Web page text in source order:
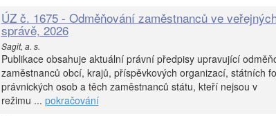
ÚZ č. 1675 - Odměňování zaměstnanců ve
správě, 2026
Sagit, a. s.
Publikace obsahuje aktuální právní předpisy upravující
zaměstnanců obcí, krajů, příspěvkových organizací, státních
právnických osob a těch zaměstnanců státu, kteří nejsou v
režimu ... pokračování